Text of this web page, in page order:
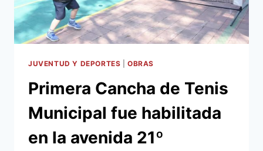
UNA
IMPORTANTE
AGENDA
CURSOS
MIENTRAS
DURE
LA
CUARENTENA
SANITARIA
JUVENTUD Y DEPORTES |OBRAS
Primera Cancha de Tenis
Municipal fue habilitada
en la avenida 21º